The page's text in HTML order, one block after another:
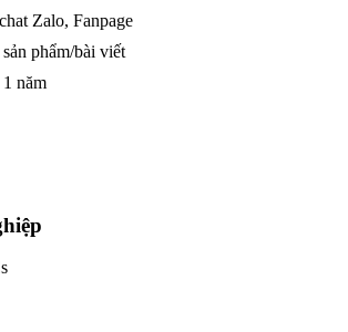
Zalo, Fanpage
phẩm/bài viết
năm